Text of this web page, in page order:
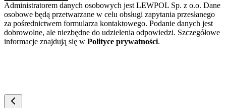
Administratorem danych osobowych jest LEWPOL Sp. z o.o. Dane
osobowe będą przetwarzane w celu obsługi zapytania przesłanego
za pośrednictwem formularza kontaktowego. Podanie danych jest
dobrowolne, ale niezbędne do udzielenia odpowiedzi. Szczegółowe
informacje znajdują się w Polityce prywatności.